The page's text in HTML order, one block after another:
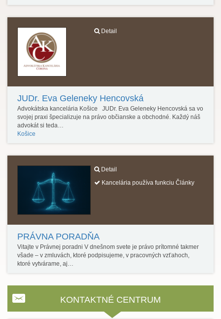
Detail
JUDr. Eva Geleneky Hencovská
Advokátska kancelária Košice JUDr. Eva Geleneky Hencovská sa vo
svojej praxi špecializuje na právo občianske a obchodné. Každý náš
advokát si teda…
Košice
Detail
Kancelária používa funkciu Články
PRÁVNA PORADŇA
Vitajte v Právnej poradni V dnešnom svete je právo prítomné takmer
všade – v zmluvách, ktoré podpisujeme, v pracovných vzťahoch,
ktoré vytvárame, aj…
KONTAKTNÉ CENTRUM